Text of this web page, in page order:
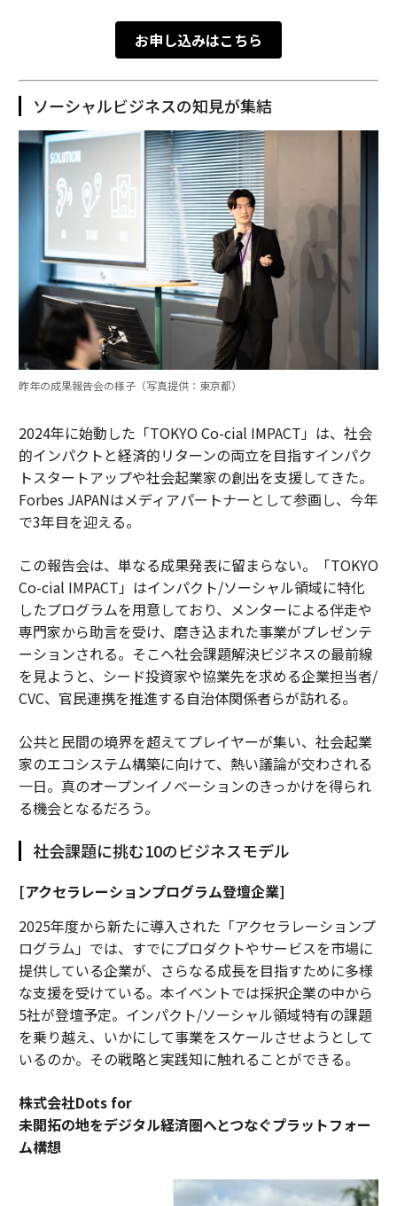
お申し込みはこちら
ソーシャルビジネスの知見が集結
昨年の成果報告会の様子（写真提供：東京都）
2024年に始動した「TOKYO Co-cial IMPACT」は、社会
的インパクトと経済的リターンの両立を目指すインパク
トスタートアップや社会起業家の創出を支援してきた。
Forbes JAPANはメディアパートナーとして参画し、今年
で3年目を迎える。
この報告会は、単なる成果発表に留まらない。「TOKYO
Co-cial IMPACT」はインパクト/ソーシャル領域に特化
したプログラムを用意しており、メンターによる伴走や
専門家から助言を受け、磨き込まれた事業がプレゼンテ
ーションされる。そこへ社会課題解決ビジネスの最前線
を見ようと、シード投資家や協業先を求める企業担当者/
CVC、官民連携を推進する自治体関係者らが訪れる。
公共と民間の境界を超えてプレイヤーが集い、社会起業
家のエコシステム構築に向けて、熱い議論が交わされる
一日。真のオープンイノベーションのきっかけを得られ
る機会となるだろう。
社会課題に挑む10のビジネスモデル
[アクセラレーションプログラム登壇企業]
2025年度から新たに導入された「アクセラレーションプ
ログラム」では、すでにプロダクトやサービスを市場に
提供している企業が、さらなる成長を目指すために多様
な支援を受けている。本イベントでは採択企業の中から
5社が登壇予定。インパクト/ソーシャル領域特有の課題
を乗り越え、いかにして事業をスケールさせようとして
いるのか。その戦略と実践知に触れることができる。
株式会社Dots for
未開拓の地をデジタル経済圏へとつなぐプラットフォー
ム構想